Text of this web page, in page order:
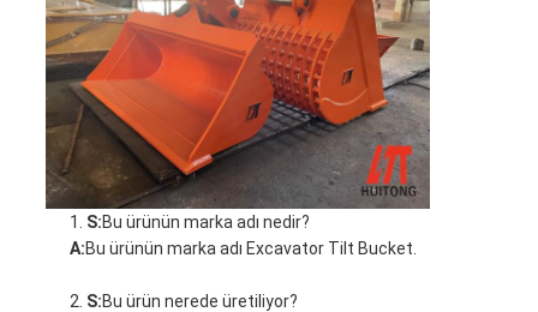
S:Bu ürünün marka adı nedir?
A:Bu ürünün marka adı Excavator Tilt Bucket.
S:Bu ürün nerede üretiliyor?